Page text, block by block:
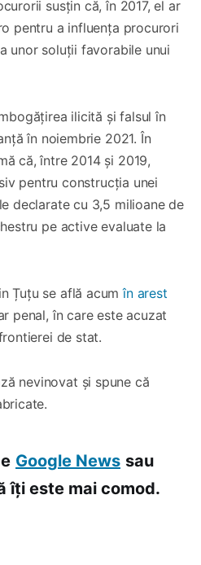
susțin că, în 2017, el ar
pentru a influența procurori
unor soluții favorabile unui
ilicită și falsul în
în noiembrie 2021. În
că, între 2014 și 2019,
pentru construcția unei
declarate cu 3,5 milioane de
pe active evaluate la
Țuțu se află acumîn arest
penal, în care este acuzat
de stat.
nevinovat și spune că
Google News sau
îți este mai comod.